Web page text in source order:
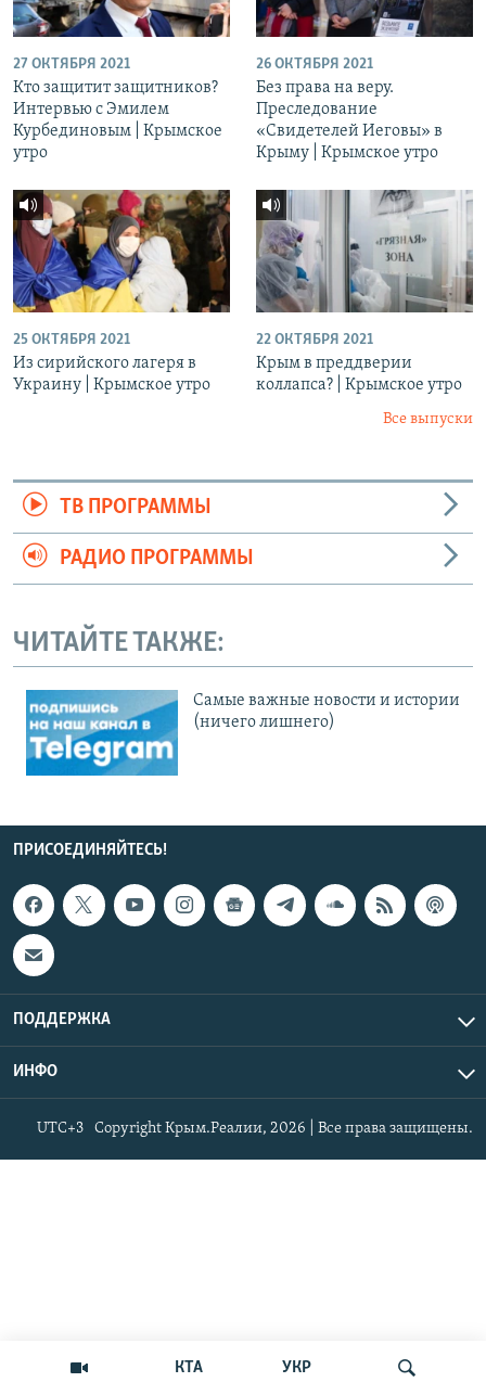
КТА УКР
27 ОКТЯБРЯ 2021
Кто защитит защитников?
Интервью с Эмилем
Курбединовым | Крымское
утро
26 ОКТЯБРЯ 2021
Без права на веру.
Преследование
«Свидетелей Иеговы» в
Крыму | Крымское утро
25 ОКТЯБРЯ 2021
Из сирийского лагеря в
Украину | Крымское утро
22 ОКТЯБРЯ 2021
Крым в преддверии
коллапса? | Крымское утро
Все выпуски
ТВ ПРОГРАММЫ
РАДИО ПРОГРАММЫ
ЧИТАЙТЕ ТАКЖЕ:
Cамые важные новости и истории
(ничего лишнего)
ПРИСОЕДИНЯЙТЕСЬ!
ПОДДЕРЖКА
ИНФО
Copyright Крым.Реалии, 2026 | Все права защищены.
UTC+3